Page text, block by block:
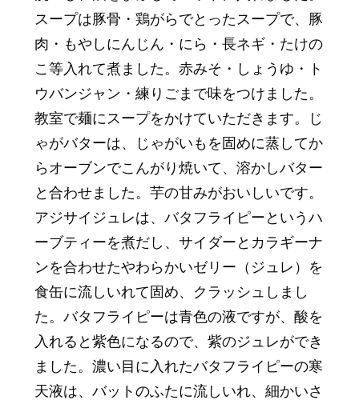
スープは豚骨・鶏がらでとったスープで、豚
肉・もやしにんじん・にら・長ネギ・たけの
こ等入れて煮ました。赤みそ・しょうゆ・ト
ウバンジャン・練りごまで味をつけました。
教室で麺にスープをかけていただきます。じ
ゃがバターは、じゃがいもを固めに蒸してか
らオーブンでこんがり焼いて、溶かしバター
と合わせました。芋の甘みがおいしいです。
アジサイジュレは、バタフライピーというハ
ーブティーを煮だし、サイダーとカラギーナ
ンを合わせたやわらかいゼリー（ジュレ）を
食缶に流しいれて固め、クラッシュしまし
た。バタフライピーは青色の液ですが、酸を
入れると紫色になるので、紫のジュレができ
ました。濃い目に入れたバタフライピーの寒
天液は、バットのふたに流しいれ、細かいさ